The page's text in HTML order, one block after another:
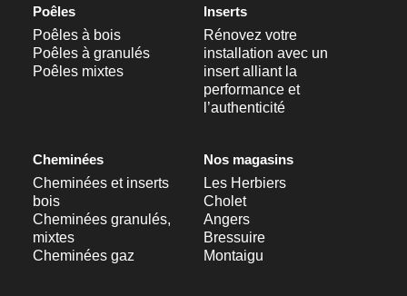
Poêles
Poêles à bois
Poêles à granulés
Poêles mixtes
Inserts
Rénovez votre
installation avec un
insert alliant la
performance et
l’authenticité
Cheminées
Cheminées et inserts
bois
Cheminées granulés,
mixtes
Cheminées gaz
Nos magasins
Les Herbiers
Cholet
Angers
Bressuire
Montaigu